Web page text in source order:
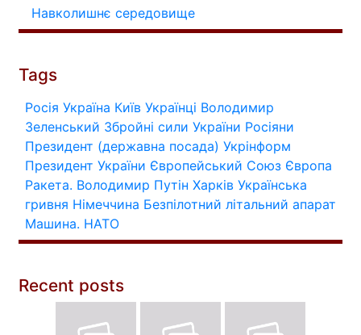
Навколишнє середовище
Tags
Росія Україна Київ Українці Володимир
Зеленський Збройні сили України Росіяни
Президент (державна посада) Укрінформ
Президент України Європейський Союз Європа
Ракета. Володимир Путін Харків Українська
гривня Німеччина Безпілотний літальний апарат
Машина. НАТО
Recent posts